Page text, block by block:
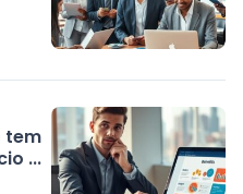
tem
...